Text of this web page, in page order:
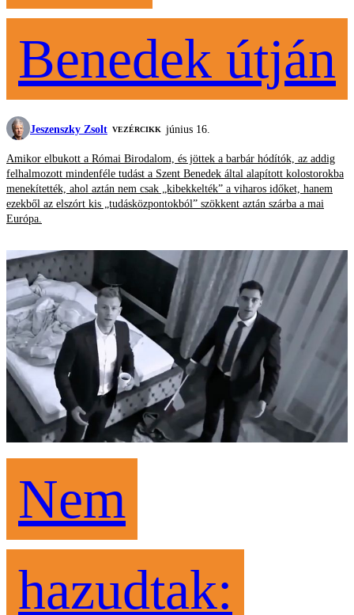
Benedek útján
Jeszenszky Zsolt VEZÉRCIKK június 16.
Amikor elbukott a Római Birodalom, és jöttek a barbár hódítók, az addig
felhalmozott mindenféle tudást a Szent Benedek által alapított kolostorokba
menekítették, ahol aztán nem csak „kibekkelték” a viharos időket, hanem
ezekből az elszórt kis „tudásközpontokból” szökkent aztán szárba a mai
Európa.
Nem
hazudtak: